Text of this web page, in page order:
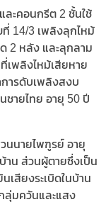
ละคอนกรีต 2 ชั้นใช้
14/3 เพลิงลุกไหม้
2 หลัง และลุกลาม
เพลิงไหม้เสียหาย
การดับเพลิงสงบ
ชายไทย อายุ 50 ปี
นนายไพฑูรย์ อายุ
าน ส่วนผู้ตายซึ่งเป็น
สียงระเบิดในบ้าน
ลุ่มควันและแสง